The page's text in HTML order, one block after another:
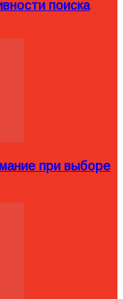
поиска
при выборе